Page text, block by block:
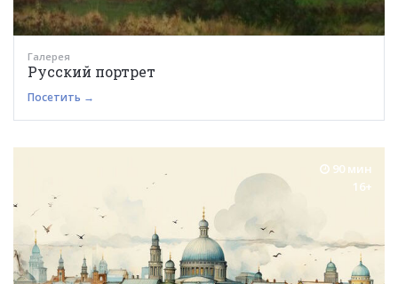
Галерея
Русский портрет
Посетить →
90 мин
16+